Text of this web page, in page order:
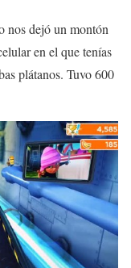
nos dejó un montón
en el que tenías
plátanos. Tuvo 600